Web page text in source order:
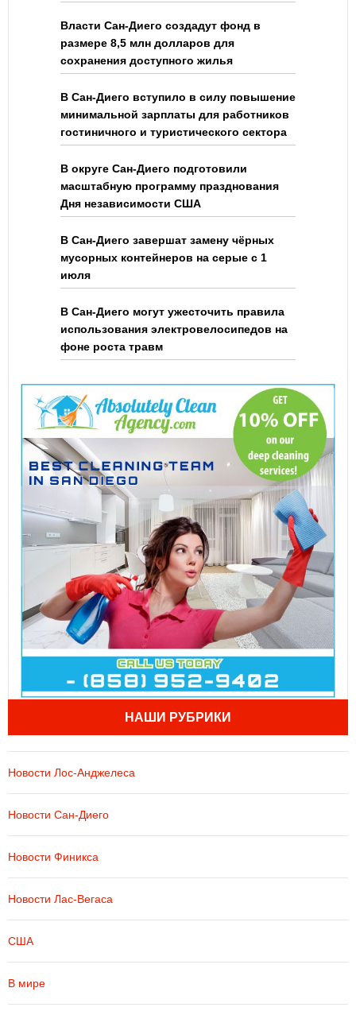
Власти Сан-Диего создадут фонд в
размере 8,5 млн долларов для
сохранения доступного жилья
В Сан-Диего вступило в силу повышение
минимальной зарплаты для работников
гостиничного и туристического сектора
В округе Сан-Диего подготовили
масштабную программу празднования
Дня независимости США
В Сан-Диего завершат замену чёрных
мусорных контейнеров на серые с 1
июля
В Сан-Диего могут ужесточить правила
использования электровелосипедов на
фоне роста травм
НАШИ РУБРИКИ
Новости Лос-Анджелеса
Новости Сан-Диего
Новости Финикса
Новости Лас-Вегаса
США
В мире